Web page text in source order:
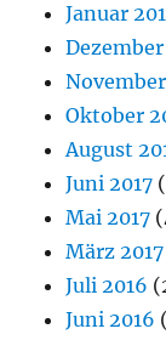
Januar
Dezember
Oktober
August
Juni 2017
Mai 2017
März 2017
Juli 2016
Juni 2016